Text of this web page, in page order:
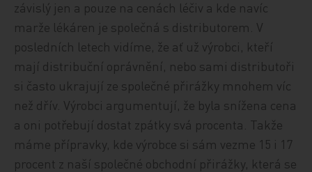
závislý jen a pouze na cenách léčiv a kde navíc
marže lékáren je společná s distributorem. V
posledních letech vidíme, že ať už výrobci, kteří
mají distribuční oprávnění, nebo sami distributoři
si často ukrajují ze společné přirážky mnohem víc
než dřív. Výrobci argumentují, že byla snížena cena
a oni potřebují dostat zpátky svá procenta. Takže
máme přípravky, kde výrobce si sám vezme 15 i 17
procent z naší společné obchodní přirážky, která se